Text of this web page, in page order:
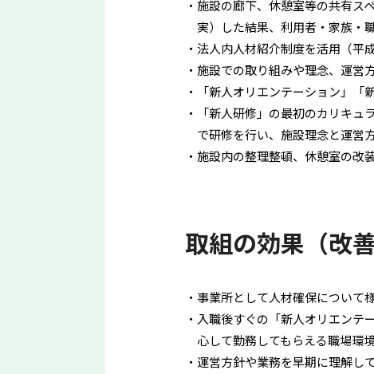
施設の廊下、休憩室等の共有ス
実）した結果、利用者・家族・
法人内人材紹介制度を活用（平
施設での取り組みや理念、運営
「新人オリエンテーション」「
「新人研修」の最初のカリキ
で研修を行い、施設理念と運営
施設内の整理整頓、休憩室の改
取組の効果（改善
事業所として人材確保について
入職後すぐの「新人オリエンテ
心して勤務してもらえる職場環
運営方針や業務を早期に理解し